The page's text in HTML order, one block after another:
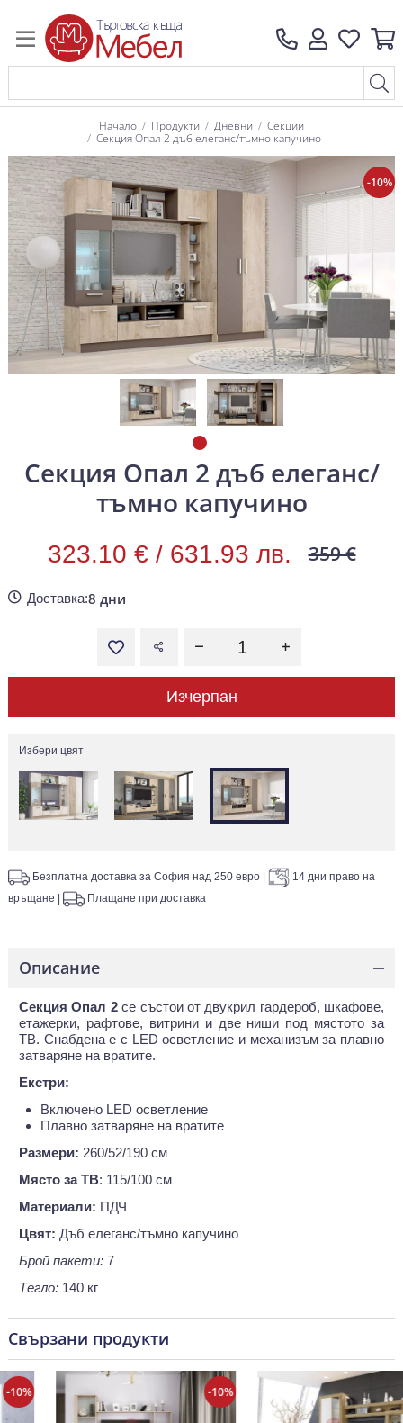
Начало Продукти Дневни
Секции
Секция Опал 2 дъб елеганс/тъмно капучино
-10%
-10%
Секция Опал 2 дъб елеганс/
тъмно капучино
323.10 € / 631.93 лв. 359 €
Доставка:8 дни
Изчерпан
Избери цвят
Безплатна доставка за София над 250 евро
14 дни право на
връщане
Плащане при доставка
Описание —
Секция Опал 2се състои от двукрил гардероб, шкафове,
етажерки, рафтове, витрини и две ниши под мястото за
ТВ. Снабдена е с LED осветление и механизъм за плавно
затваряне на вратите.
Екстри:
Включено LED осветление
Плавно затваряне на вратите
Размери: 260/52/190 см
Място за ТВ: 115/100 см
Материали: ПДЧ
Цвят: Дъб елеганс/тъмно капучино
Брой пакети: 7
Тегло: 140 кг
Свързани продукти
-10%